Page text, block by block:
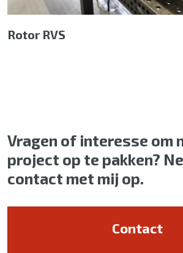
Rotor RVS
Vragen of interesse om
project op te pakken?
contact met mij op.
Contact